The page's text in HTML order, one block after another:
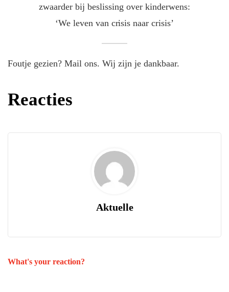
zwaarder bij beslissing over kinderwens:
‘We leven van crisis naar crisis’
Foutje gezien? Mail ons. Wij zijn je dankbaar.
Reacties
Aktuelle
What's your reaction?